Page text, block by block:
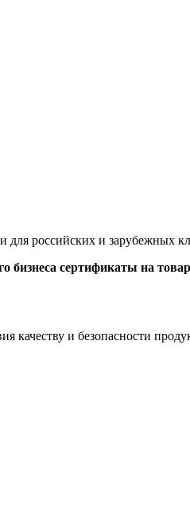
для российских и зарубежных
сертификаты на
качеству и безопасности